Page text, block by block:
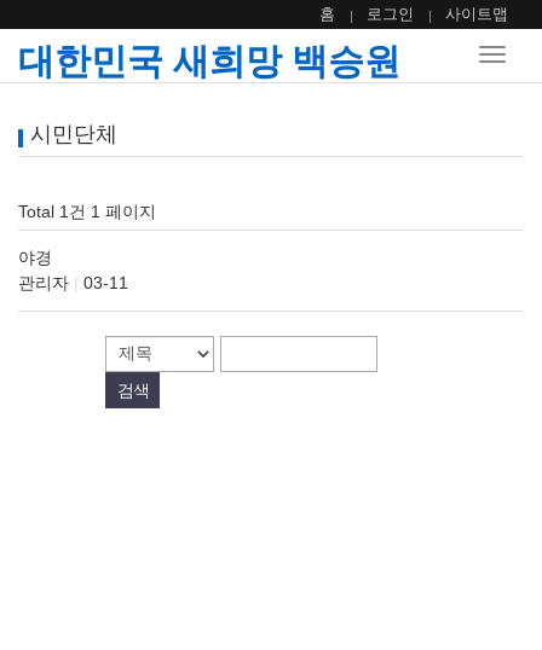
홈 로그인 사이트맵
Toggle
대한민국 새희망 백승원
시민단체
Total 1건 1 페이지
야경
관리자 | 03-11